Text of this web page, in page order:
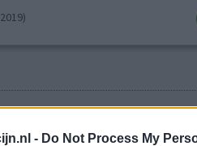
- Do Not Process My
Anticonceptie - overig